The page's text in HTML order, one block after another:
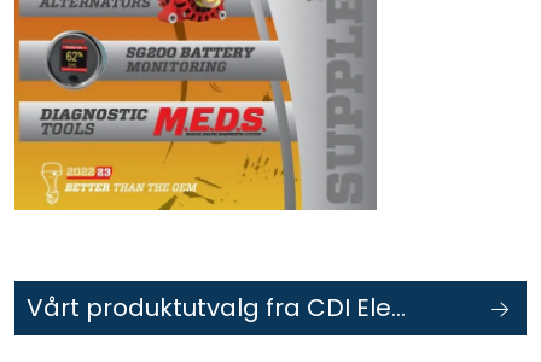
Vårt produktutvalg fra CDI Electronics